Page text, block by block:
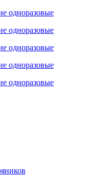
одноразовые
одноразовые
одноразовые
одноразовые
одноразовые